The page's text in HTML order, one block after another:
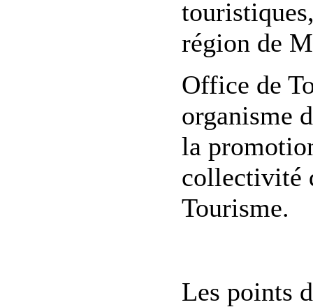
région de
Office de
organisme
la
collectivité
Tourisme.
Les points